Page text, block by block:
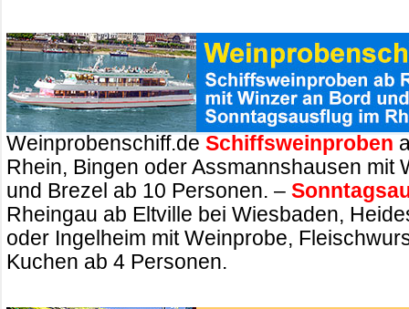
Weinprobenschiff.de Schiffsweinproben
Rhein, Bingen oder Assmannshausen mit
und Brezel ab 10 Personen. –
Rheingau ab Eltville bei Wiesbaden,
oder Ingelheim mit Weinprobe,
Kuchen ab 4 Personen.